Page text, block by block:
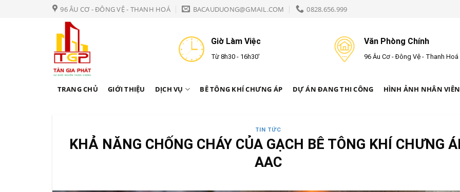
96 ÂU CƠ - ĐÔNG VỆ - THANH HOÁ BACAUDUONG@GMAIL.COM 0828.656.999
Giờ Làm Việc
Từ 8h30 - 16h30'
Văn Phòng Chính
96 Âu Cơ - Đông Vệ - Thanh Hoá
TRANG CHỦ GIỚI THIỆU DỊCH VỤ BÊ TÔNG KHÍ CHƯNG ÁP DỰ ÁN ĐANG THI CÔNG HÌNH ẢNH NHÂN VIÊN
TIN TỨC
KHẢ NĂNG CHỐNG CHÁY CỦA GẠCH BÊ TÔNG KHÍ CHƯNG
AAC